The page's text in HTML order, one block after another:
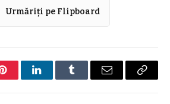
Urmăriți pe Flipboard
PinterestLinkedInTumblr E-